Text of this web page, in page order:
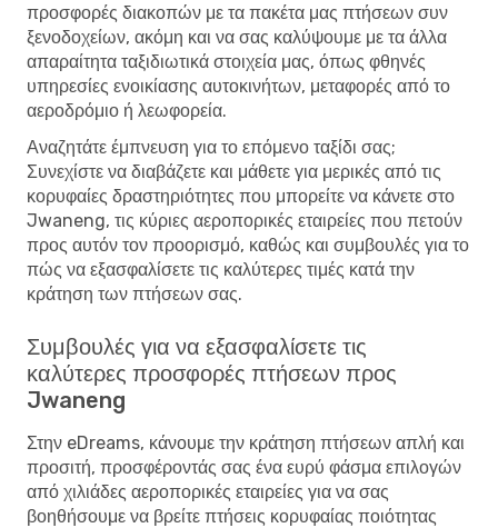
προσφορές διακοπών με τα πακέτα μας πτήσεων συν
ξενοδοχείων, ακόμη και να σας καλύψουμε με τα άλλα
απαραίτητα ταξιδιωτικά στοιχεία μας, όπως φθηνές
υπηρεσίες ενοικίασης αυτοκινήτων, μεταφορές από το
αεροδρόμιο ή λεωφορεία.
Αναζητάτε έμπνευση για το επόμενο ταξίδι σας;
Συνεχίστε να διαβάζετε και μάθετε για μερικές από τις
κορυφαίες δραστηριότητες που μπορείτε να κάνετε στο
Jwaneng, τις κύριες αεροπορικές εταιρείες που πετούν
προς αυτόν τον προορισμό, καθώς και συμβουλές για το
πώς να εξασφαλίσετε τις καλύτερες τιμές κατά την
κράτηση των πτήσεων σας.
Συμβουλές για να εξασφαλίσετε τις
καλύτερες προσφορές πτήσεων προς
Jwaneng
Στην eDreams, κάνουμε την κράτηση πτήσεων απλή και
προσιτή, προσφέροντάς σας ένα ευρύ φάσμα επιλογών
από χιλιάδες αεροπορικές εταιρείες για να σας
βοηθήσουμε να βρείτε πτήσεις κορυφαίας ποιότητας